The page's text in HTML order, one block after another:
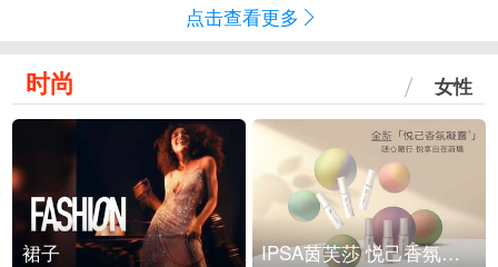
点击查看更多
时尚 女性
裙子 IPSA茵芙莎 悦己香氛凝露上市